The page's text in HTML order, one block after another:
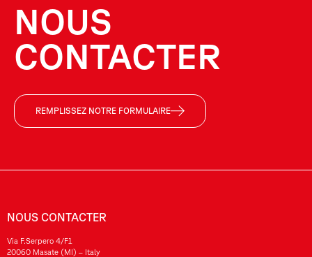
NOUS
CONTACTER
REMPLISSEZ NOTRE FORMULAIRE
NOUS CONTACTER
Via F.Serpero 4/F1
20060 Masate (MI) – Italy